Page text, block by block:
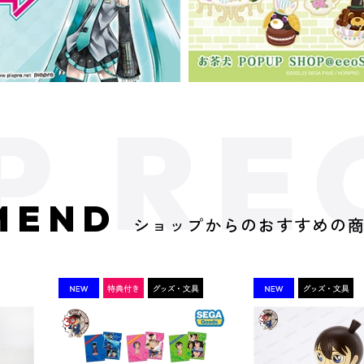
ショップからのおすすめの